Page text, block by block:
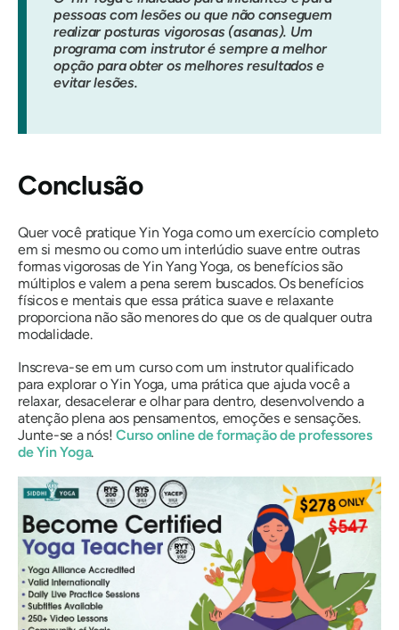
pessoas com lesões ou que não conseguem
realizar posturas vigorosas (asanas). Um
programa com instrutor é sempre a melhor
opção para obter os melhores resultados e
evitar lesões.
Conclusão
Quer você pratique Yin Yoga como um exercício completo
em si mesmo ou como um interlúdio suave entre outras
formas vigorosas de Yin Yang Yoga, os benefícios são
múltiplos e valem a pena serem buscados. Os benefícios
físicos e mentais que essa prática suave e relaxante
proporciona não são menores do que os de qualquer outra
modalidade.
Inscreva-se em um curso com um instrutor qualificado
para explorar o Yin Yoga, uma prática que ajuda você a
relaxar, desacelerar e olhar para dentro, desenvolvendo a
atenção plena aos pensamentos, emoções e sensações.
Junte-se a nós!Curso online de formação de professores
de Yin Yoga.